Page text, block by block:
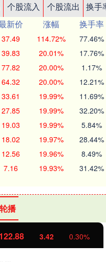
个股流入 个股流出
换手
新价 涨幅
换手率
37.49 114.72% 77.46%
39.83 20.01% 17.76%
77.82 20.00% 1.17%
64.32 20.00% 12.21%
33.61 19.99% 11.69%
27.85 19.99% 32.20%
19.03 19.99% 5.84%
18.02 19.97% 28.44%
12.56 19.96% 8.49%
7.16 19.93% 31.42%
播
3.42 0.30%